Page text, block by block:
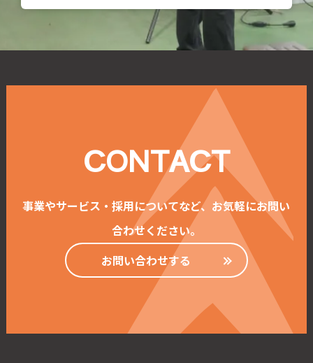
CONTACT
事業やサービス・採用についてなど、お気軽にお問い
合わせください。
お問い合わせする